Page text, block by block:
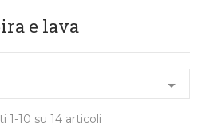
e lava

1-10 su 14 articoli